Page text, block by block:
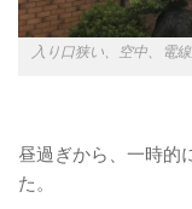
入り口狭い、空中、電
昼過ぎから、一時的
た。